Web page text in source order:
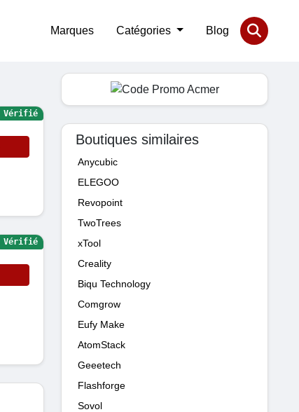
Marques Catégories Blog
Vérifié
Vérifié
Boutiques similaires
Anycubic
ELEGOO
Revopoint
TwoTrees
xTool
Creality
Biqu Technology
Comgrow
Eufy Make
AtomStack
Geeetech
Flashforge
Sovol